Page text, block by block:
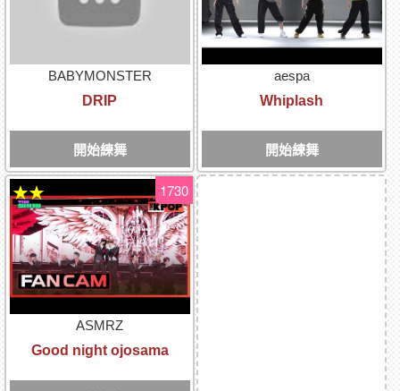
BABYMONSTER
DRIP
開始練舞
aespa
Whiplash
開始練舞
ASMRZ
Good night ojosama
1730
★★